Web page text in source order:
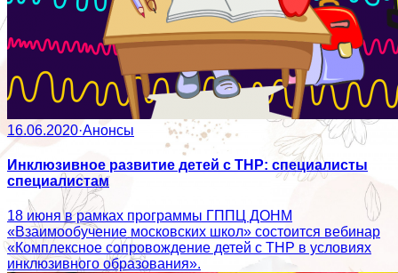
16.06.2020·Анонсы
Инклюзивное развитие детей с ТНР: специалисты
специалистам
18 июня в рамках программы ГППЦ ДОНМ
«Взаимообучение московских школ» состоится вебинар
«Комплексное сопровождение детей с ТНР в условиях
инклюзивного образования».